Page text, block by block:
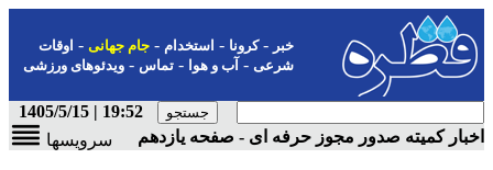
-کرونا-استخدام- جام جهانی-اوقات
شرعی-آب و هوا-تماس-ویدئوهای ورزشی
19:52 | 1405/5/15
کمیته صدور مجوز حرفه ای - صفحه یازدهم
سرویسها